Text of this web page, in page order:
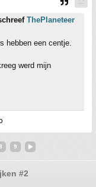
ThePlaneteer
hebben een centje.
werd mijn
9
#2